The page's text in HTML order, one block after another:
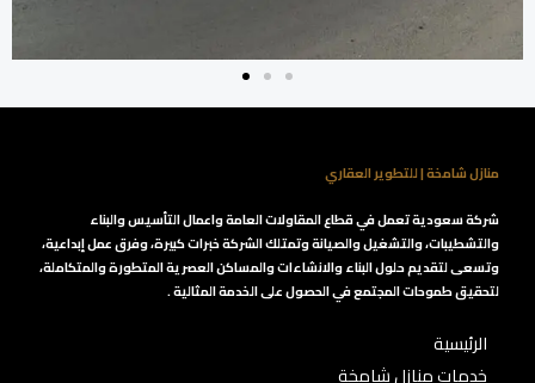
منازل شامخة | للتطوير العقاري
شركة سعودية تعمل في قطاع المقاولات العامة واعمال التأسيس والبناء
والتشطيبات، والتشغيل والصيانة وتمتلك الشركة خبرات كبيرة، وفرق عمل إبداعية،
وتسعى لتقديم حلول البناء والانشاءات والمساكن العصرية المتطورة والمتكاملة،
لتحقيق طموحات المجتمع في الحصول على الخدمة المثالية .
الرئيسية
خدمات منازل شامخة